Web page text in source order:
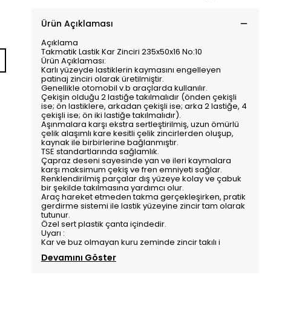
Ürün Açıklaması
Açıklama
Takmatik Lastik Kar Zinciri 235x50x16 No:10
Ürün Açıklaması:
Karlı yüzeyde lastiklerin kaymasını engelleyen
patinaj zinciri olarak üretilmiştir.
Genellikle otomobil v.b araçlarda kullanılır.
Çekişin olduğu 2 lastiğe takılmalıdır (önden çekişli
ise; ön lastiklere, arkadan çekişli ise; arka 2 lastiğe, 4
çekişli ise; ön iki lastiğe takılmalıdır).
Aşınmalara karşı ekstra sertleştirilmiş, uzun ömürlü
çelik alaşımlı kare kesitli çelik zincirlerden oluşup,
kaynak ile birbirlerine bağlanmıştır.
TSE standartlarında sağlamlık.
Çapraz deseni sayesinde yan ve ileri kaymalara
karşı maksimum çekiş ve fren emniyeti sağlar.
Renklendirilmiş parçalar dış yüzeye kolay ve çabuk
bir şekilde takılmasına yardımcı olur.
Araç hareket etmeden takma gerçekleşirken, pratik
gerdirme sistemi ile lastik yüzeyine zincir tam olarak
tutunur.
Özel sert plastik çanta içindedir.
Uyarı :
Kar ve buz olmayan kuru zeminde zincir takılı i
Devamını Göster